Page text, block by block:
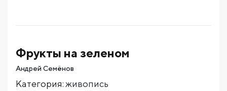
Фрукты на зеленом
Андрей Семёнов
Категория:живопись